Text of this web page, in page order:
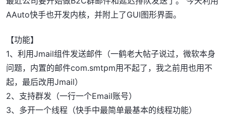
AAuto快手也开发内核，并附上了GUI图形界面。
【功能】
1、利用Jmail组件发送邮件（一鹤老大帖子说过，微软本身
问题，内置的邮件com.smtpm用不起了，我之前用也用不
起，最后改用Jmail）
2、支持群发（一行一个Email账号）
3、多开一个线程（快手中最简单最基本的线程功能）